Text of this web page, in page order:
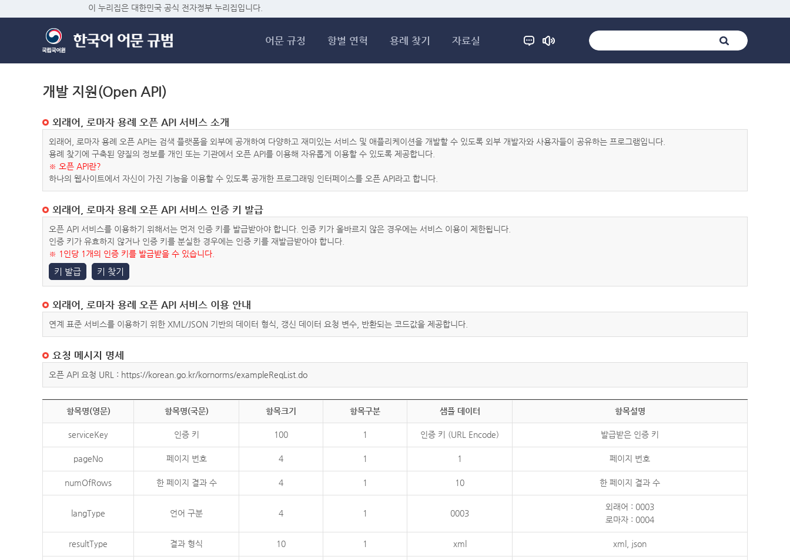
이 누리집은 대한민국 공식 전자정부 누리집입니다.
어문 규정 항별 연혁 용례 찾기 자료실
개발 지원(Open API)
외래어, 로마자 용례 오픈 API 서비스 소개
외래어, 로마자 용례 오픈 API는 검색 플랫폼을 외부에 공개하여 다양하고 재미있는 서비스 및 애플리케이션을 개발할 수 있도록 외부 개발자와 사용자들이 공유하는 프로그램입니다.
용례 찾기에 구축된 양질의 정보를 개인 또는 기관에서 오픈 API를 이용해 자유롭게 이용할 수 있도록 제공합니다.
※ 오픈 API란?
하나의 웹사이트에서 자신이 가진 기능을 이용할 수 있도록 공개한 프로그래밍 인터페이스를 오픈 API라고 합니다.
외래어, 로마자 용례 오픈 API 서비스 인증 키 발급
오픈 API 서비스를 이용하기 위해서는 먼저 인증 키를 발급받아야 합니다. 인증 키가 올바르지 않은 경우에는 서비스 이용이 제한됩니다.
인증 키가 유효하지 않거나 인증 키를 분실한 경우에는 인증 키를 재발급받아야 합니다.
※ 1인당 1개의 인증 키를 발급받을 수 있습니다.
키 발급 키 찾기
외래어, 로마자 용례 오픈 API 서비스 이용 안내
연계 표준 서비스를 이용하기 위한 XML/JSON 기반의 데이터 형식, 갱신 데이터 요청 변수, 반환되는 코드값을 제공합니다.
요청 메시지 명세
오픈 API 요청 URL : https://korean.go.kr/kornorms/exampleReqList.do
항목명(영문) 항목명(국문) 항목크기 항목구분 샘플 데이터 항목설명
serviceKey 인증 키 100 1 인증 키 (URL Encode) 발급받은 인증 키
pageNo 페이지 번호 4 1 1 페이지 번호
numOfRows 한 페이지 결과 수 4 1 10 한 페이지 결과 수
langType 언어 구분 4 1 0003
외래어 : 0003
로마자 : 0004
resultType 결과 형식 10 1 xml xml, json